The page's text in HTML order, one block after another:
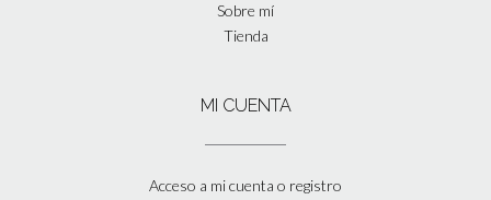
Sobre mí
Tienda
MI CUENTA
Acceso a mi cuenta o registro